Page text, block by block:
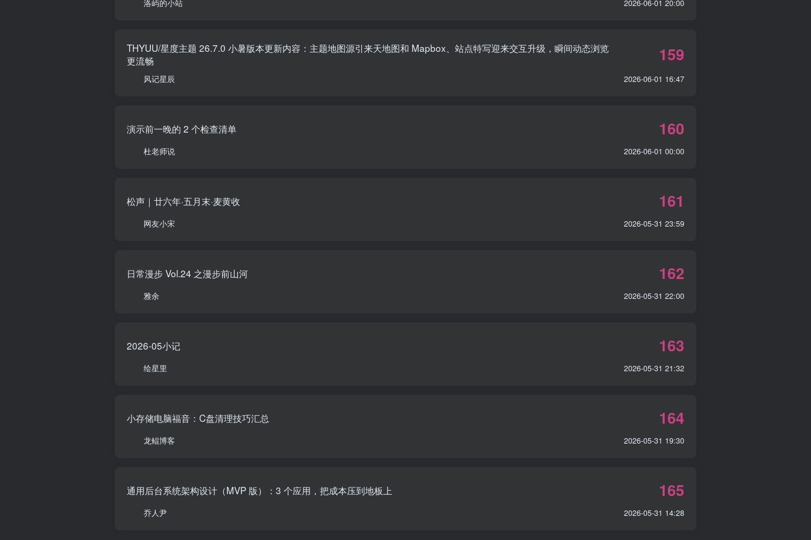
洛屿的小站 2026-06-01 20:00
THYUU/星度主题 26.7.0 小暑版本更新内容：主题地图源引来天地图和 Mapbox、站点特写迎来交互升级，瞬间动态浏览
更流畅
159
风记星辰 2026-06-01 16:47
演示前一晚的 2 个检查清单 160
杜老师说 2026-06-01 00:00
松声｜廿六年·五月末·麦黄收 161
网友小宋 2026-05-31 23:59
日常漫步 Vol.24 之漫步前山河 162
雅余 2026-05-31 22:00
2026-05小记 163
绘星里 2026-05-31 21:32
小存储电脑福音：C盘清理技巧汇总 164
龙鲲博客 2026-05-31 19:30
通用后台系统架构设计（MVP 版）：3 个应用，把成本压到地板上 165
乔人尹 2026-05-31 14:28